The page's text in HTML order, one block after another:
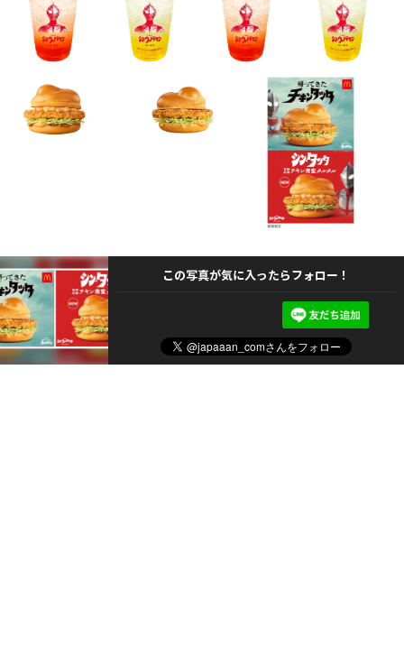
この写真が気に入ったらフォロー！